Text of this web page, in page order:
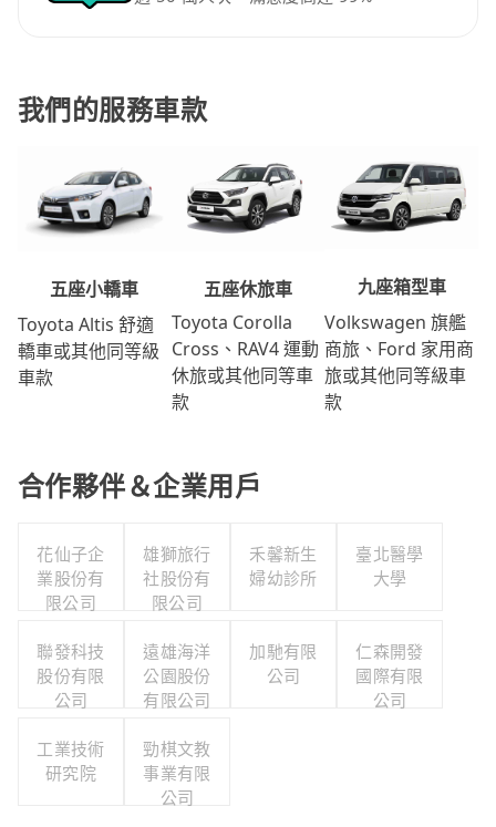
我們的服務車款
五座小轎車
Toyota Altis 舒適
轎車或其他同等級
車款
五座休旅車
Toyota Corolla
Cross、RAV4 運動
休旅或其他同等車
款
九座箱型車
Volkswagen 旗艦
商旅、Ford 家用商
旅或其他同等級車
款
合作夥伴＆企業用戶
花仙子企
業股份有
限公司
雄獅旅行
社股份有
限公司
禾馨新生
婦幼診所
臺北醫學
大學
聯發科技
股份有限
公司
遠雄海洋
公園股份
有限公司
加馳有限
公司
仁森開發
國際有限
公司
工業技術
研究院
勁棋文教
事業有限
公司